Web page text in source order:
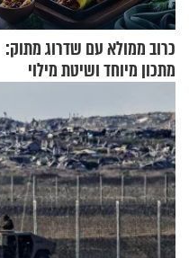
כרוב ממולא עם שדרוג מתוק:
מתכון מיוחד ושיטת מילוי